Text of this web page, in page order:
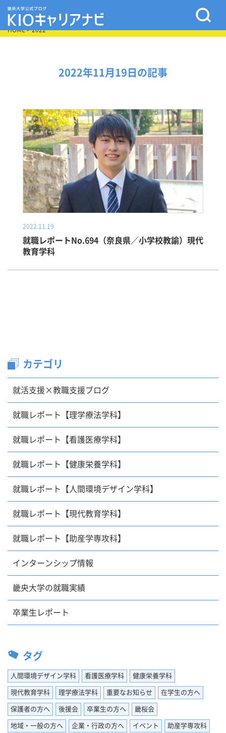
HOME> 2022
2022年11月19日の記事
2022.11.19
就職レポートNo.694（奈良県／小学校教諭）現代
教育学科
カテゴリ
就活支援×教職支援ブログ
就職レポート【理学療法学科】
就職レポート【看護医療学科】
就職レポート【健康栄養学科】
就職レポート【人間環境デザイン学科】
就職レポート【現代教育学科】
就職レポート【助産学専攻科】
インターンシップ情報
畿央大学の就職実績
卒業生レポート
タグ
人間環境デザイン学科 看護医療学科 健康栄養学科
現代教育学科 理学療法学科 重要なお知らせ 在学生の方へ
保護者の方へ 後援会 卒業生の方へ 畿桜会
地域・一般の方へ 企業・行政の方へ イベント 助産学専攻科